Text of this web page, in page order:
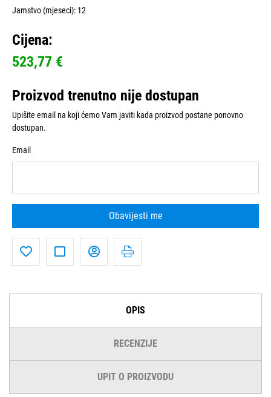
Jamstvo (mjeseci): 12
Cijena:
523,77 €
Proizvod trenutno nije dostupan
Upišite email na koji ćemo Vam javiti kada proizvod postane ponovno
dostupan.
Email
Obavijesti me
OPIS
RECENZIJE
UPIT O PROIZVODU